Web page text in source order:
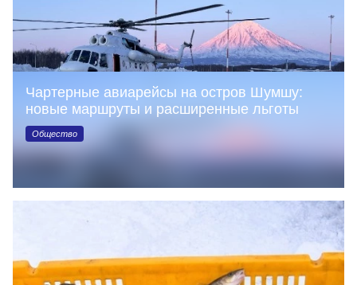
Чартерные авиарейсы на остров Шумшу:
новые маршруты и расширенные льготы
Общество